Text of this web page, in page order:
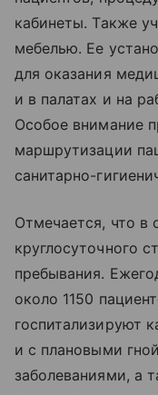
кабинеты. Также
мебелью. Ее
для оказания
и в палатах и на
Особое внимание
маршрутизации
санитарно-
Отмечается, что в
круглосуточного
пребывания.
около 1150
госпитализируют
и с плановыми
заболеваниями, а